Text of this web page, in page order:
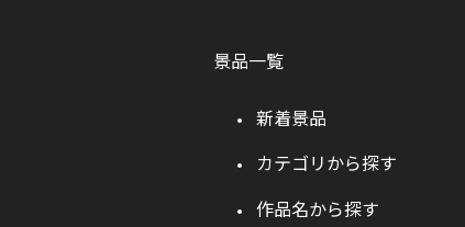
景品一覧
新着景品
カテゴリから探す
作品名から探す